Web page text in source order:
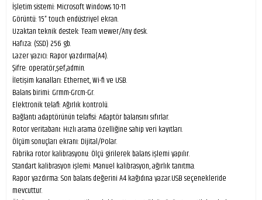
İşletim sistemi: Microsoft Windows 10-11
Görüntü: 15” touch endüstriyel ekran.
Uzaktan teknik destek: Team vıewer/Any desk.
Hafıza: (SSD) 256 gb.
Lazer yazıcı: Rapor yazdırma(A4).
Şifre: operatör,şef,admin.
İletişim kanalları: Ethernet, Wi-fi ve USB.
Balans birimi: Grmm-Grcm-Gr.
Elektronik telafi: Ağırlık kontrolü.
Bağlantı adaptörünün telafisi: Adaptör balansını sıfırlar.
Rotor veritabanı: Hızlı arama özelliğine sahip veri kayıtları.
Ölçüm sonuçları ekranı: Dijital/Polar.
Fabrika rotor kalibrasyonu: Ölçü girilerek balans işlemi yapılır.
Standart kalibrasyon işlemi: Manuel kalibrasyon, ağırlık tanıtma.
Rapor yazdırma: Son balans değerini A4 kağıdına yazar.USB seçenekleride
mevcuttur.